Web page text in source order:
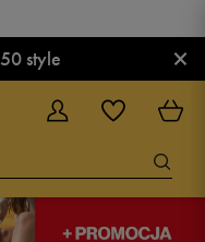
style ×